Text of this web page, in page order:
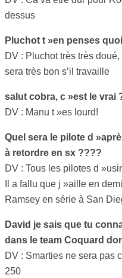
dessus
Pluchot t »en penses
DV : Pluchot très très
sera très bon s’il travaille
salut cobra, c »est le vrai
DV : Manu t »es lourd!
Quel sera le pilote d
à retordre en sx ????
DV : Tous les pilotes d
Il a fallu que j »aille en
Ramsey en série à San
David je sais que tu
dans le team Coquard
DV : Smarties ne sera pas
250